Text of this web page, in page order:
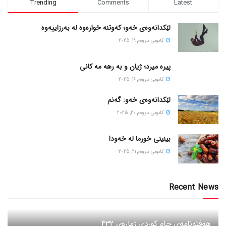
Trending Comments Latest
لێکدانەوەی خەو؛ کەوتنە خوارەوە لە بەرزاییەوە
كانونی دووه‌م 19, 2025
پیره میرد؛ ژیان و به رهه مه کانی
كانونی دووه‌م 16, 2025
لێکدانەوەی خەو: گەنم
كانونی دووه‌م 20, 2025
بینینی خورما لە خەودا
كانونی دووه‌م 21, 2025
Recent News